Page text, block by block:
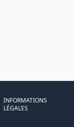
INFORMATIONS
LÉGALES